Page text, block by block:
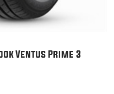
Ventus Prime 3